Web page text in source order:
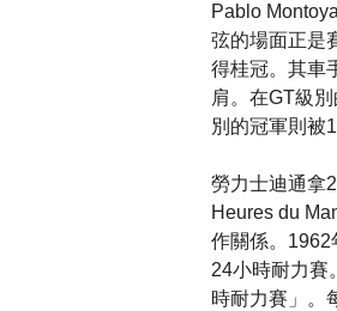
Pablo
弦的場面正是
得桂冠。其車
肩。在GT級
別的冠軍則被
勞力士迪通拿
Heures du
作關係。1962
24小時耐力賽
時耐力賽」。